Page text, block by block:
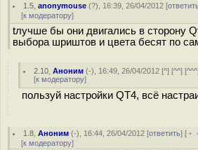
1.5 ,anonymouse (?), 16:39, 26/04/2012 [
[к модератору]
tлучше бы они двигались в сторону
выбора шриштов и цвета бесят по
2.10 ,Аноним (-), 16:49, 26/04/2012 [^] [^^] [^^^
[к модератору]
пользуй настройки QT4, всё
1.8 ,Аноним (-), 16:44, 26/04/2012 [ответить] [
[к модератору]